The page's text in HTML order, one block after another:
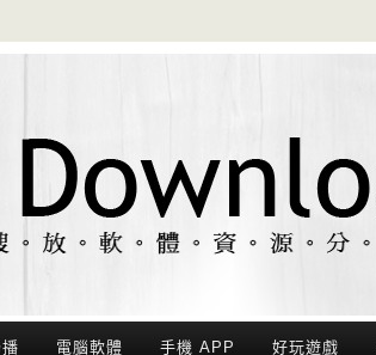
電腦軟體 手機 APP 好玩遊戲